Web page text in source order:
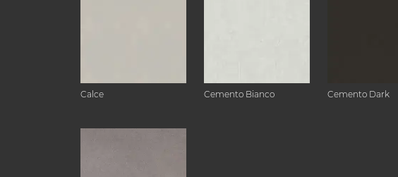
Calce Cemento Bianco Cemento Dark